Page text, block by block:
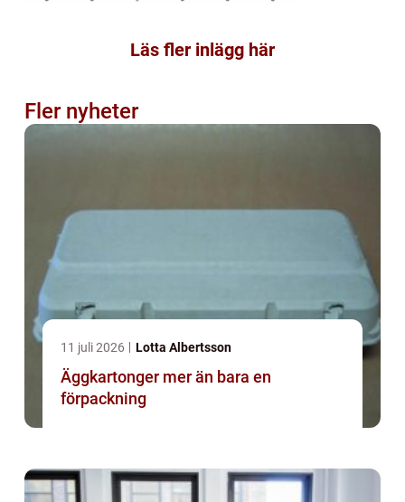
Läs fler inlägg här
Fler nyheter
11 juli 2026 Lotta Albertsson
Äggkartonger mer än bara en
förpackning